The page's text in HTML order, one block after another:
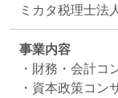
ミカタ税理士法
事業内容
・財務・会計コ
・資本政策コン